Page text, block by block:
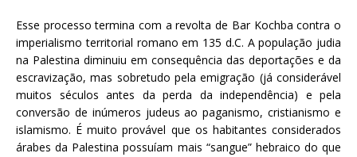
Esse processo termina com a revolta de Bar Kochba contra o
imperialismo territorial romano em 135 d.C. A população judia
na Palestina diminuiu em consequência das deportações e da
escravização, mas sobretudo pela emigração (já considerável
muitos séculos antes da perda da independência) e pela
conversão de inúmeros judeus ao paganismo, cristianismo e
islamismo. É muito provável que os habitantes considerados
árabes da Palestina possuíam mais “sangue” hebraico do que